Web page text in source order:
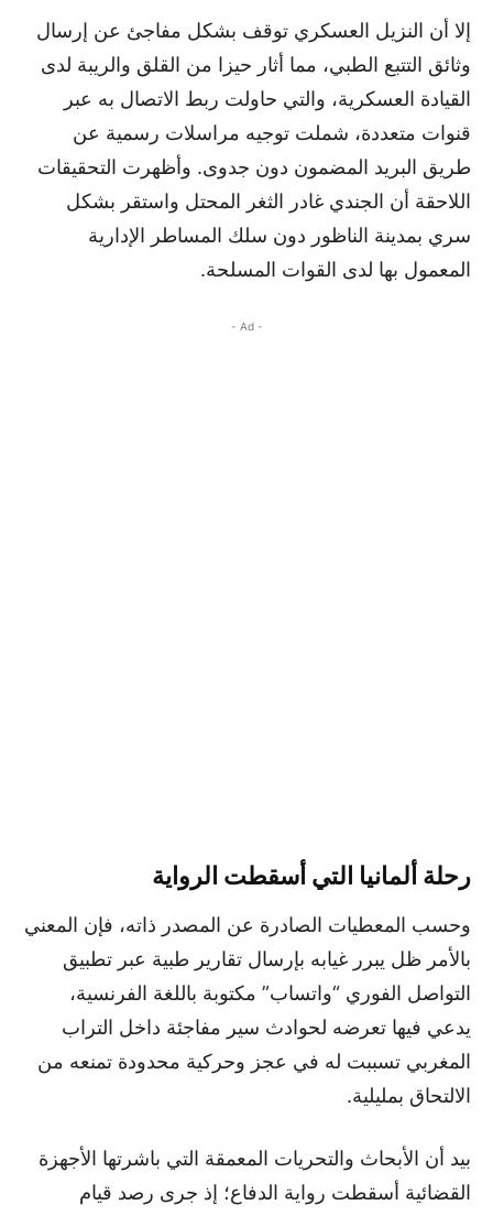
إلا أن النزيل العسكري توقف بشكل مفاجئ عن إرسال
وثائق التتبع الطبي، مما أثار حيزا من القلق والريبة لدى
القيادة العسكرية، والتي حاولت ربط الاتصال به عبر
قنوات متعددة، شملت توجيه مراسلات رسمية عن
طريق البريد المضمون دون جدوى. وأظهرت التحقيقات
اللاحقة أن الجندي غادر الثغر المحتل واستقر بشكل
سري بمدينة الناظور دون سلك المساطر الإدارية
المعمول بها لدى القوات المسلحة.
- Ad -
رحلة ألمانيا التي أسقطت الرواية
وحسب المعطيات الصادرة عن المصدر ذاته، فإن المعني
بالأمر ظل يبرر غيابه بإرسال تقارير طبية عبر تطبيق
التواصل الفوري “واتساب” مكتوبة باللغة الفرنسية،
يدعي فيها تعرضه لحوادث سير مفاجئة داخل التراب
المغربي تسببت له في عجز وحركية محدودة تمنعه من
الالتحاق بمليلية.
بيد أن الأبحاث والتحريات المعمقة التي باشرتها الأجهزة
القضائية أسقطت رواية الدفاع؛ إذ جرى رصد قيام